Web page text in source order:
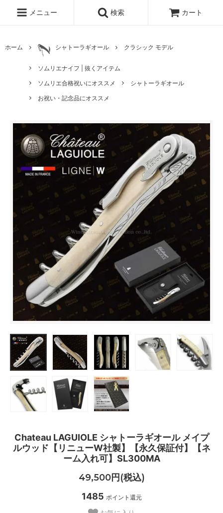
メニュー 検索 カート
ホーム シャトーラギオール クラシック モデル
ソムリエナイフ | 抜くアイテム
ソムリエ合格祝いにオススメ
シャトーラギオール
お祝い・記念品にオススメ
Chateau LAGUIOLE シャトーラギオール メイプ
ルウッド【リニューW社製】【永久保証付】【ネ
ーム入れ可】SL300MA
49,500円(税込)
1485 ポイント還元